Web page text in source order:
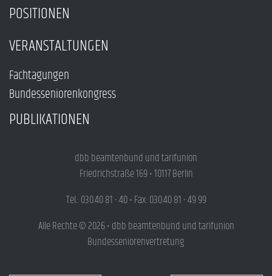
POSITIONEN
VERANSTALTUNGEN
Fachtagungen
Bundesseniorenkongress
PUBLIKATIONEN
dbb beamtenbund und tarifunion
Friedrichstraße 169 • 10117 Berlin
Tel.: 030.40 81 - 40 • Fax: 030.40 81 - 49 99
Alle Rechte © 2026 • dbb beamtenbund und tarifunion
Bundesseniorenvertretung